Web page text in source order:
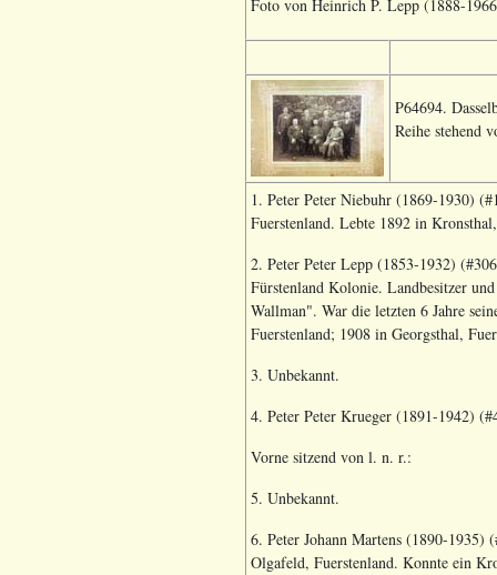
Foto von Heinrich P. Lepp (1888-
P64694.
Reihe stehend
1. Peter Peter Niebuhr (1869-1930)
Fuerstenland. Lebte 1892 in
2. Peter Peter Lepp (1853-1932)
Fürstenland Kolonie. Landbesitzer
Wallman". War die letzten 6 Jahre
Fuerstenland; 1908 in Georgsthal,
3. Unbekannt.
4. Peter Peter Krueger (1891-1942)
Vorne sitzend von l. n. r.:
5. Unbekannt.
6. Peter Johann Martens (1890-
Olgafeld, Fuerstenland. Konnte ein